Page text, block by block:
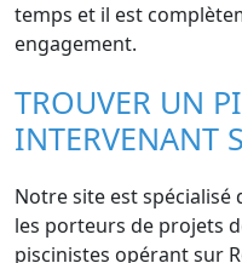
temps et il est
engagement.
TROUVER UN
INTERVENANT
Notre site est
les porteurs de projets
piscinistes opérant sur